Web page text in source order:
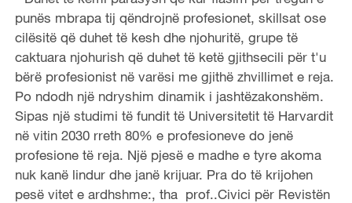
punës mbrapa tij qëndrojnë profesionet, skillsat ose
cilësitë që duhet të kesh dhe njohuritë, grupe të
caktuara njohurish që duhet të ketë gjithsecili për t'u
bërë profesionist në varësi me gjithë zhvillimet e reja.
Po ndodh një ndryshim dinamik i jashtëzakonshëm.
Sipas një studimi të fundit të Universitetit të Harvardit
në vitin 2030 rreth 80% e profesioneve do jenë
profesione të reja. Një pjesë e madhe e tyre akoma
nuk kanë lindur dhe janë krijuar. Pra do të krijohen
pesë vitet e ardhshme:, tha prof..Civici për Revistën